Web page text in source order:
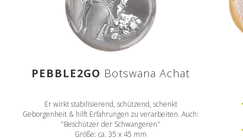
PEBBLE2GO Botswana Achat
Er wirkt stabilisierend, schützend, schenkt
Geborgenheit & hilft Erfahrungen zu verarbeiten. Auch:
"Beschützer der Schwangeren"
Größe: ca. 35 x 45 mm
Sag „Ja“
kommen